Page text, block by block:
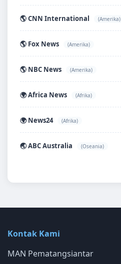
🌎 CNN International (Amerika)
🌎 Fox News (Amerika)
🌎 NBC News (Amerika)
🌍 Africa News (Afrika)
🌍 News24 (Afrika)
🌏 ABC Australia (Oseania)
Kontak Kami
MAN Pematangsiantar